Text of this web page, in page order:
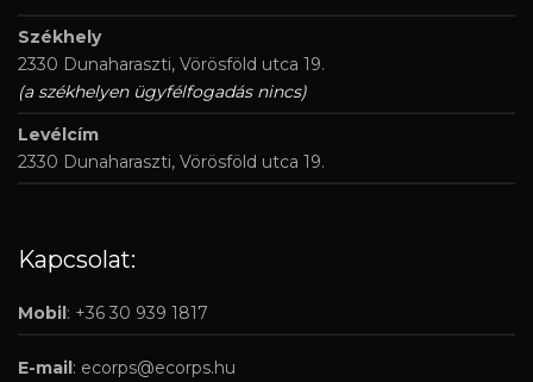
Székhely
2330 Dunaharaszti, Vörösföld utca 19.
(a székhelyen ügyfélfogadás nincs)
Levélcím
2330 Dunaharaszti, Vörösföld utca 19.
Kapcsolat:
Mobil: +36 30 939 1817
E-mail: ecorps@ecorps.hu